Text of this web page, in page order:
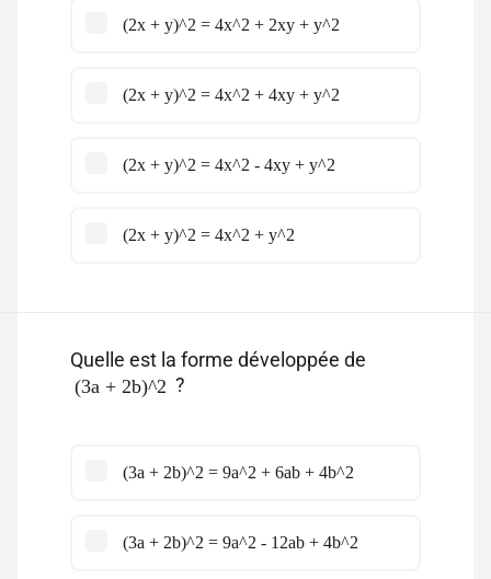
(2x + y)^2 = 4x^2 + 2xy + y^2
(2x + y)^2 = 4x^2 + 4xy + y^2
(2x + y)^2 = 4x^2 - 4xy + y^2
(2x + y)^2 = 4x^2 + y^2
Quelle est la forme développée de
(3a + 2b)^2 ?
(3a + 2b)^2 = 9a^2 + 6ab + 4b^2
(3a + 2b)^2 = 9a^2 - 12ab + 4b^2